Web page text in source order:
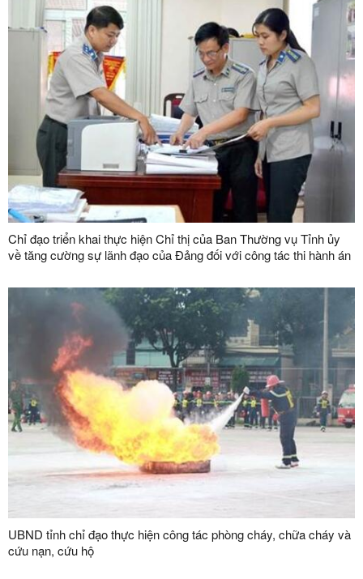
Chỉ đạo triển khai thực hiện Chỉ thị của Ban Thường vụ Tỉnh ủy
về tăng cường sự lãnh đạo của Đảng đối với công tác thi hành án
UBND tỉnh chỉ đạo thực hiện công tác phòng cháy, chữa cháy và
cứu nạn, cứu hộ